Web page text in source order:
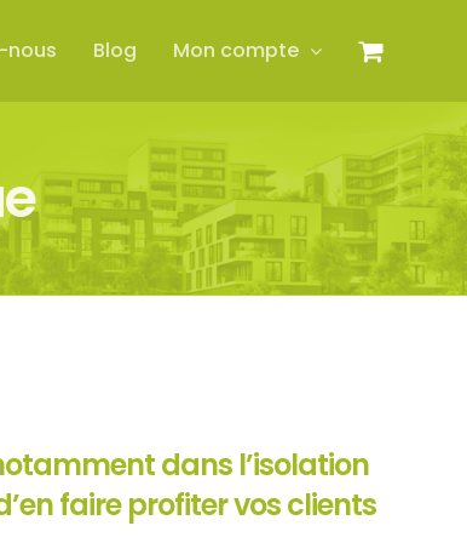
nous Blog Mon compte
dans l’isolation
faire profiter vos clients